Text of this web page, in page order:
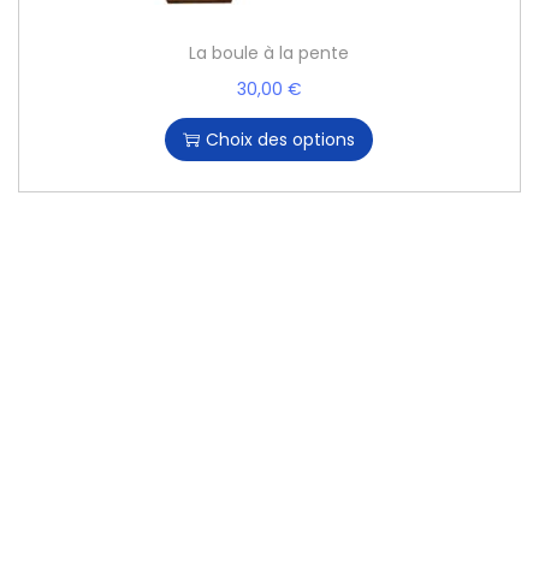
La boule à la pente
30,00 €
Choix des options